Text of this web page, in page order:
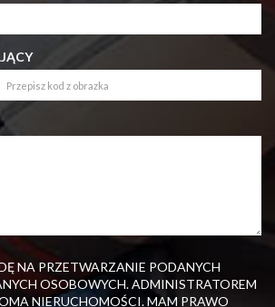
NA PRZETWARZANIE PODANYCH
OSOBOWYCH. ADMINISTRATOREM
NIERUCHOMOŚCI. MAM PRAWO